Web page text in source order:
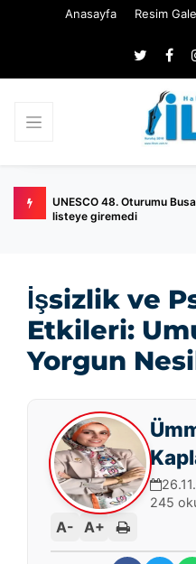
Anasayfa Resim
UNESCO 48. Oturumu
listeye giremedi
İşsizlik ve
Etkileri:
Yorgun
245
A- A+